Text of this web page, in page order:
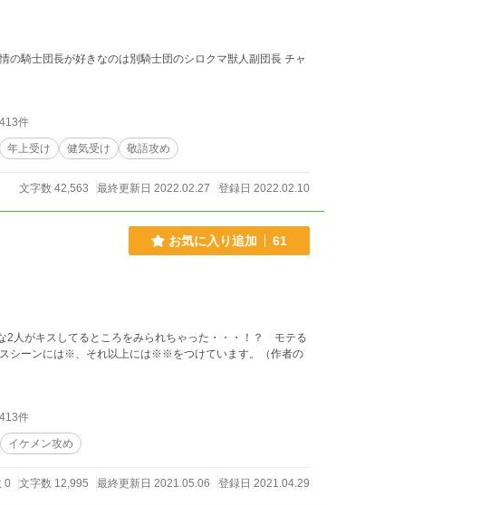
件
年上受け 健気受け 敬語攻め
文字数 42,563 最終更新日 2022.02.27 登録日 2022.02.10
お気に入り追加 61
2人がキスしてるところをみられちゃった・・・！？ モテる
件
イケメン攻め
0 文字数 12,995 最終更新日 2021.05.06 登録日 2021.04.29